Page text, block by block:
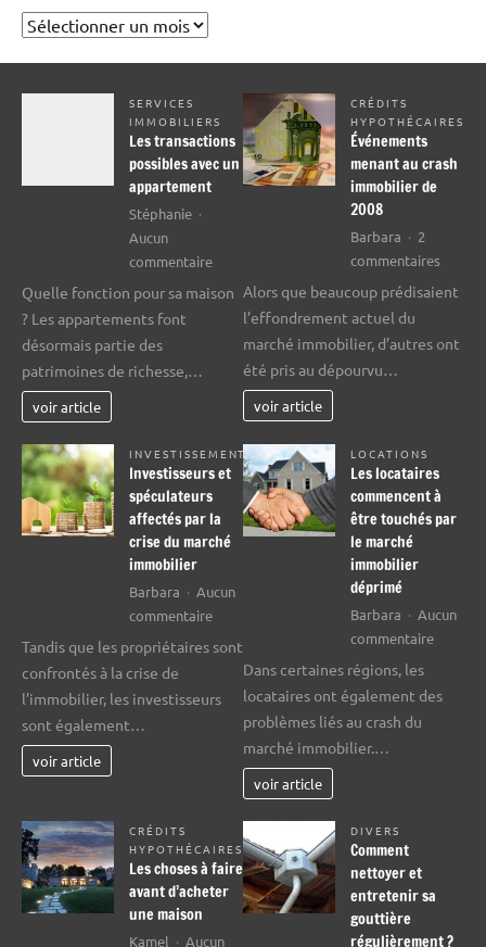
Archives
SERVICES
IMMOBILIERS
Les transactions
possibles avec un
appartement
Stéphanie
Aucun
commentairesur
transactions
appartement
Quelle fonction pour sa maison
? Les appartements font
désormais partie des
patrimoines de richesse,…
voir article
CRÉDITS
HYPOTHÉCAIRES
Événements
menant au crash
immobilier de
2008
Barbara
2
commentaires
crash
Alors que beaucoup prédisaient
l’effondrement actuel du
marché immobilier, d’autres ont
été pris au dépourvu…
voir article
INVESTISSEMENT
Investisseurs et
spéculateurs
affectés par la
crise du marché
immobilier
Barbara
Aucun
commentairesur
spéculateurs
affectés
immobilier
Tandis que les propriétaires sont
confrontés à la crise de
l’immobilier, les investisseurs
sont également…
voir article
LOCATIONS
Les locataires
commencent à
être touchés par
le marché
immobilier
déprimé
Barbara
Aucun
commentairesur
déprimé
Dans certaines régions, les
locataires ont également des
problèmes liés au crash du
marché immobilier.…
voir article
CRÉDITS
HYPOTHÉCAIRES
Les choses à faire
avant d’acheter
une maison
Kamel Aucun
DIVERS
Comment
nettoyer et
entretenir sa
gouttière
régulièrement ?